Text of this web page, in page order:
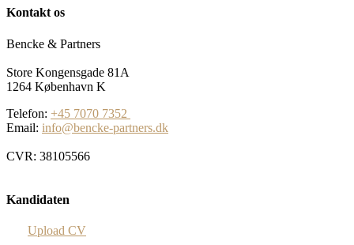
Kontakt os
Bencke & Partners
Store Kongensgade 81A
1264 København K
Telefon: +45 7070 7352
Email: info@bencke-partners.dk
CVR: 38105566
Kandidaten
Upload CV